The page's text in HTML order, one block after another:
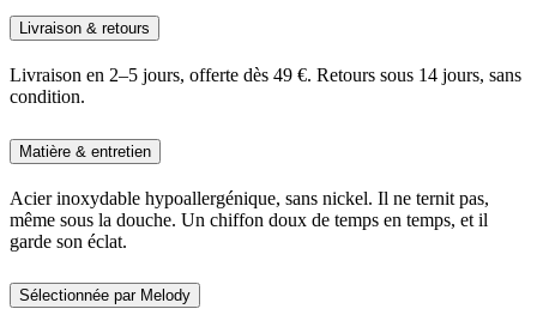
Livraison & retours
Livraison en 2–5 jours, offerte dès 49 €. Retours sous 14 jours, sans
condition.
Matière & entretien
Acier inoxydable hypoallergénique, sans nickel. Il ne ternit pas,
même sous la douche. Un chiffon doux de temps en temps, et il
garde son éclat.
Sélectionnée par Melody